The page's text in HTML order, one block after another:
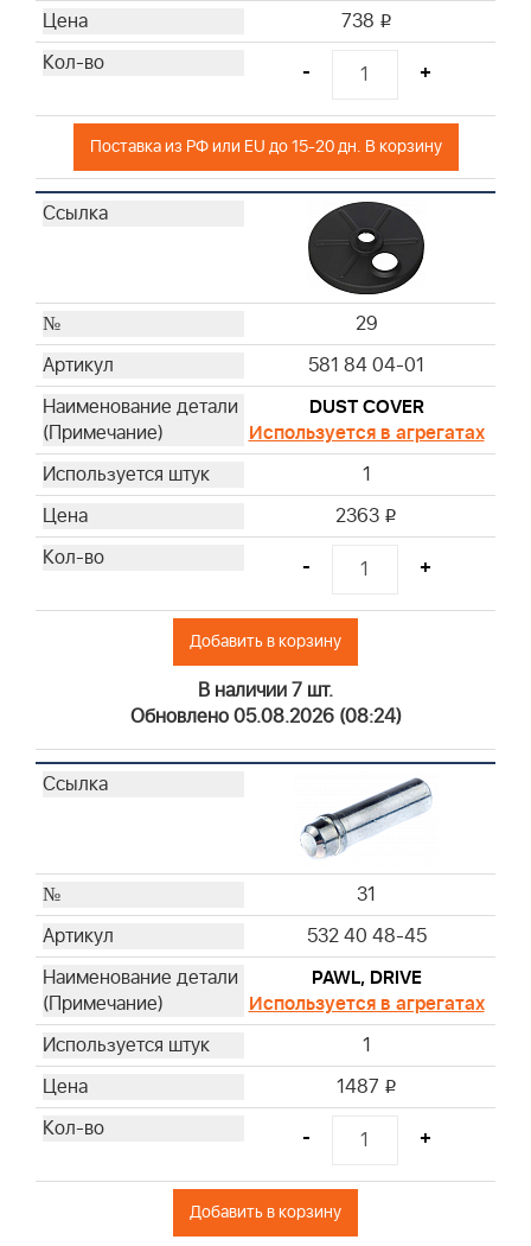
738 i
- +
Поставка из РФ или EU до 15-20 дн. В корзину
29
581 84 04-01
DUST COVER
Используется в агрегатах
1
2363 i
- +
Добавить в корзину
В наличии 7 шт.
Обновлено 05.08.2026 (08:24)
31
532 40 48-45
PAWL, DRIVE
Используется в агрегатах
1
1487 i
- +
Добавить в корзину